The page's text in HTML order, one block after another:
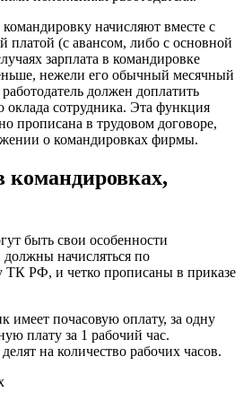
начисляют вместе с
платой (с авансом, либо с основной
зарплата в командировке
нежели его обычный месячный
должен доплатить
сотрудника. Эта функция
прописана в трудовом договоре,
о командировках фирмы.
командировках,
быть свои особенности
начисляться по
ТК РФ, и четко прописаны в приказе
имеет почасовую оплату, за одну
плату за 1 рабочий час.
на количество рабочих часов.